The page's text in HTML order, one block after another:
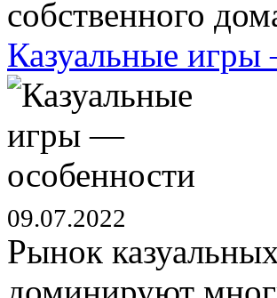
собственного
Казуальные
09.07.2022
Рынок